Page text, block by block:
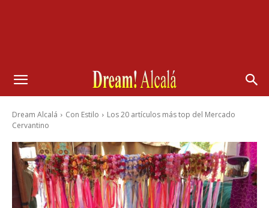
Dream Alcalá Con Estilo
Los 20 artículos más top del Mercado
Cervantino